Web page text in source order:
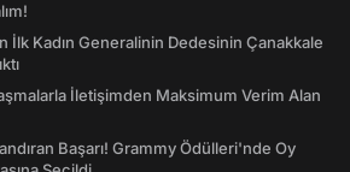
İlk Kadın Generalinin Dedesinin Çanakkale
İletişimden Maksimum Verim Alan
Başarı! Grammy Ödülleri'nde Oy